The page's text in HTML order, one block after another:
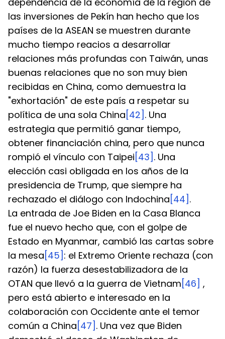
las inversiones de Pekín han hecho que los
países de la ASEAN se muestren durante
mucho tiempo reacios a desarrollar
relaciones más profundas con Taiwán, unas
buenas relaciones que no son muy bien
recibidas en China, como demuestra la
"exhortación" de este país a respetar su
política de una sola China [42] . Una
estrategia que permitió ganar tiempo,
obtener financiación china, pero que nunca
rompió el vínculo con Taipei [43] . Una
elección casi obligada en los años de la
presidencia de Trump, que siempre ha
rechazado el diálogo con Indochina [44] .
La entrada de Joe Biden en la Casa Blanca
fue el nuevo hecho que, con el golpe de
Estado en Myanmar, cambió las cartas sobre
la mesa [45] : el Extremo Oriente rechaza (con
razón) la fuerza desestabilizadora de la
OTAN que llevó a la guerra de Vietnam [46] ,
pero está abierto e interesado en la
colaboración con Occidente ante el temor
común a China [47] . Una vez que Biden